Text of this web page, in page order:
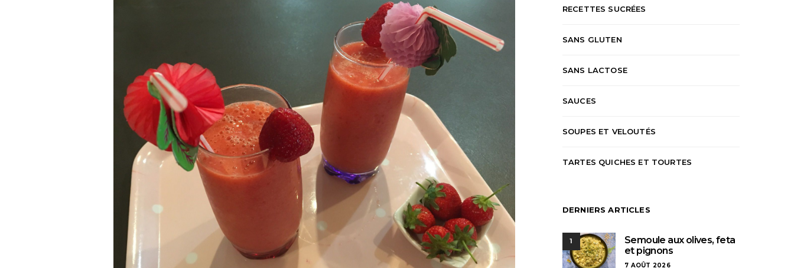
RECETTES SUCRÉES
SANS GLUTEN
SANS LACTOSE
SAUCES
SOUPES ET VELOUTÉS
TARTES QUICHES ET TOURTES
DERNIERS ARTICLES
1
Semoule aux olives, feta
et pignons
7 AOÛT 2026